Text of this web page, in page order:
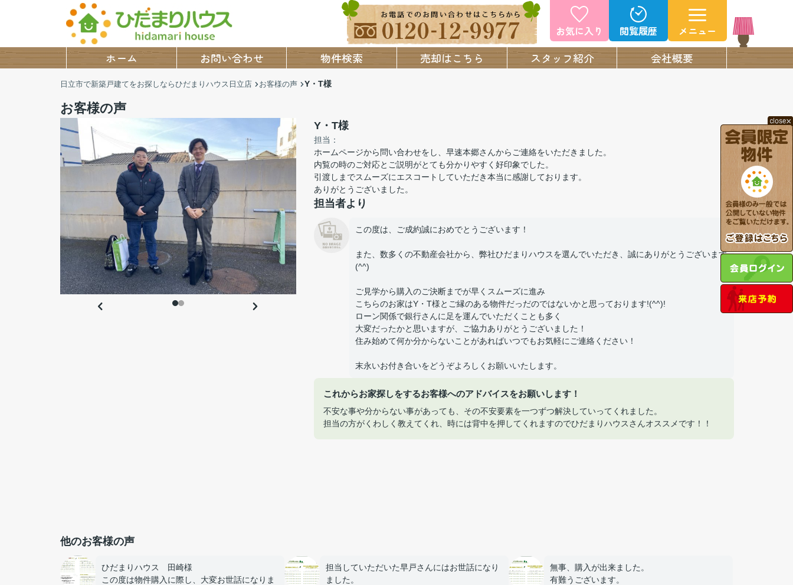
お気に入り 閲覧履歴 メニュー
ホーム お問い合わせ 物件検索 売却はこちら スタッフ紹介 会社概要
日立市で新築戸建てをお探しならひだまりハウス日立店 お客様の声 Y・T様
お客様の声
Y・T様
担当：
ホームページから問い合わせをし、早速本郷さんからご連絡をいただきました。
内覧の時のご対応とご説明がとても分かりやすく好印象でした。
引渡しまでスムーズにエスコートしていただき本当に感謝しております。
ありがとうございました。
担当者より
この度は、ご成約誠におめでとうございます！
また、数多くの不動産会社から、弊社ひだまりハウスを選んでいただき、誠にありがとうございます
(^^)
ご見学から購入のご決断までが早くスムーズに進み
こちらのお家はY・T様とご縁のある物件だっだのではないかと思っております!(^^)!
ローン関係で銀行さんに足を運んでいただくことも多く
大変だったかと思いますが、ご協力ありがとうございました！
住み始めて何か分からないことがあればいつでもお気軽にご連絡ください！
末永いお付き合いをどうぞよろしくお願いいたします。
これからお家探しをするお客様へのアドバイスをお願いします！
不安な事や分からない事があっても、その不安要素を一つずつ解決していってくれました。
担当の方がくわしく教えてくれ、時には背中を押してくれますのでひだまりハウスさんオススメです！！
他のお客様の声
ひだまりハウス 田崎様
この度は物件購入に際し、大変お世話になりま
担当していただいた早戸さんにはお世話になり
ました。
無事、購入が出来ました。
有難うございます。